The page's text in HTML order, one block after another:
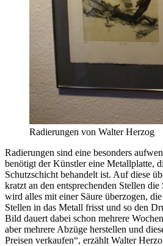
Radierungen von Walter Herzog
Radierungen sind eine besonders
benötigt der Künstler eine Metallplatte,
Schutzschicht behandelt ist. Auf diese
kratzt an den entsprechenden Stellen
wird alles mit einer Säure überzogen,
Stellen in das Metall frisst und so den
Bild dauert dabei schon mehrere
aber mehrere Abzüge herstellen und
Preisen verkaufen“, erzählt Walter